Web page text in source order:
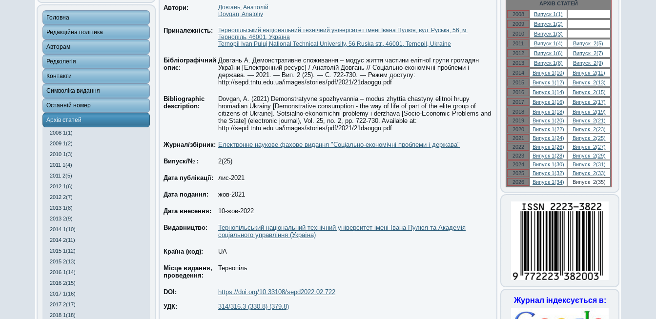
Головна
Редакційна політика
Авторам
Редколегія
Контакти
Символіка видання
Останній номер
Архів статей
2008 1(1)
2009 1(2)
2010 1(3)
2011 1(4)
2011 2(5)
2012 1(6)
2012 2(7)
2013 1(8)
2013 2(9)
2014 1(10)
2014 2(11)
2015 1(12)
2015 2(13)
2016 1(14)
2016 2(15)
2017 1(16)
2017 2(17)
2018 1(18)
Автори:
Довгань, Анатолій
Dovgan, Anatoliy
Приналежність:
Тернопільський національний технічний університет імені Івана Пулюя, вул. Руська, 56, м.
Тернопіль, 46001, Україна
Ternopil Ivan Puluj National Technical University, 56 Ruska str., 46001, Ternopil, Ukraine
Бібліографічний
опис:
Довгань А. Демонстративне споживання – модус життя частини елітної групи громадян
України [Електронний ресурс] / Анатолій Довгань // Соціально-економічні проблеми і
держава. — 2021. — Вип. 2 (25). — С. 722-730. — Режим доступу:
http://sepd.tntu.edu.ua/images/stories/pdf/2021/21daoggu.pdf
Bibliographic
description:
Dovgan, A. (2021) Demonstratyvne spozhyvannia – modus zhyttia chastyny elitnoi hrupy
hromadian Ukrainy [Demonstrative consumption - the way of life of part of the elite group of
citizens of Ukraine]. Sotsialno-ekonomichni problemy i derzhava [Socio-Economic Problems and
the State] (electronic journal), Vol. 25, no. 2, pp. 722-730. Available at:
http://sepd.tntu.edu.ua/images/stories/pdf/2021/21daoggu.pdf
Журнал/збірник: Електронне наукове фахове видання "Соціально-економічні проблеми і держава"
Випуск/№ : 2(25)
Дата публікації: лис-2021
Дата подання: жов-2021
Дата внесення: 10-жов-2022
Видавництво:
Тернопільський національний технічний університет імені Івана Пулюя та Академія
соціального управління (Україна)
Країна (код): UA
Місце видання,
проведення:
Тернопіль
DOI:
УДК:
https://doi.org/10.33108/sepd2022.02.722
314/316.3 (330.8) (379.8)
АРХІВ СТАТЕЙ
2008
Випуск 1(1)
2009
Випуск 1(2)
2010
Випуск 1(3)
2011
Випуск 1(4)
Випуск 2(5)
2012
Випуск 1(6)
Випуск 2(7)
2013
Випуск 1(8)
Випуск 2(9)
2014
Випуск 1(10)
Випуск 2(11)
2015
Випуск 1(12)
Випуск 2(13)
2016
Випуск 1(14)
Випуск 2(15)
2017
Випуск 1(16)
Випуск 2(17)
2018
Випуск 1(18)
Випуск 2(19)
2019
Випуск 1(20)
Випуск 2(21)
2020
Випуск 1(22)
Випуск 2(23)
2021
Випуск 1(24)
Випуск 2(25)
2022
Випуск 1(26)
Випуск 2(27)
2023
Випуск 1(28)
Випуск 2(29)
2024
Випуск 1(30)
Випуск 2(31)
2025
Випуск 1(32)
Випуск 2(33)
2026
Випуск 1(34) Випуск 2(35)
Журнал індексується в: